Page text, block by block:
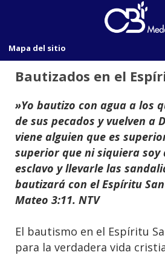
Bautizados en el
»Yo bautizo con agua a los
de sus pecados y vuelven a
viene alguien que es
superior que ni siquiera soy
esclavo y llevarle las
bautizará con el Espíritu
Mateo 3:11. NTV
El bautismo en el Espíritu
para la verdadera vida